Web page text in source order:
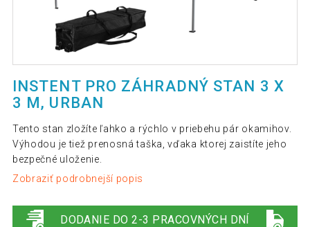
INSTENT PRO ZÁHRADNÝ STAN 3 X
3 M, URBAN
Tento stan zložíte ľahko a rýchlo v priebehu pár okamihov.
Výhodou je tiež prenosná taška, vďaka ktorej zaistíte jeho
bezpečné uloženie.
Zobraziť podrobnejší popis
DODANIE DO 2-3 PRACOVNÝCH DNÍ